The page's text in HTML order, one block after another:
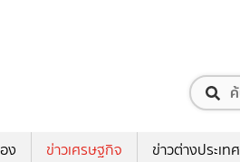
ง ข่าวเศรษฐกิจ ข่าวต่างประเทศ